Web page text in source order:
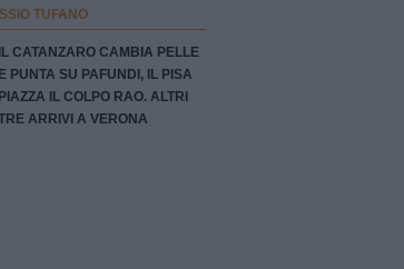
TUFANO
IL CATANZARO CAMBIA PELLE
E PUNTA SU PAFUNDI, IL PISA
PIAZZA IL COLPO RAO. ALTRI
ARRIVI A VERONA